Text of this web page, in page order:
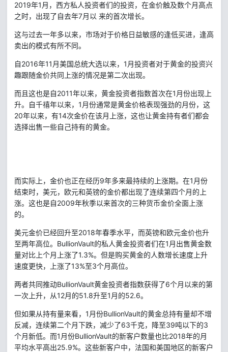
2019年1 月，西方私人投资者们的投资，在金价触及数个月高点
之时，出现了自去年7月以 来的首次增长。
这与过去一年多以来，市场对于价格日益敏感的逢低买进，逢高
卖出的模式有所不同。
自 2016年11 月美国总统大选以来， 1 月投资者对于黄金的投资兴
趣跟随金价共同上涨的情况是第二次出现。
而且这也是自 2011年以来，黄金投资者指数首次在1 月份出现上
升。自千禧年以来， 1 月份通常是黄金价格表现强劲的月份，这
20年以来，有14次金价在该月上涨，这也让黄金持有者们都会
选择出售一些自己持有的黄金。
而实际上，金价也正在经历9年多来最持续的上涨期。在1 月份
结束时，美元，欧元和英镑的金价都出现了连续第四个月的上
涨。这也是自 2009年秋季以来首次的三种货币金价全面上涨
的。
美元金价已经回升至2018年春季水平，而英镑和欧元金价也升
至两年高位。 BullionVault的私人黄金投资者们在1 月出售黄金数
量对比上个月上涨了1.3%。但是购买黄金的人数增长速度上升
速度更快，上涨了13%至3个月高位。
两者共同推动BullionVault黄金投资者指数获得了6个月以来的第
一次上升，从12月的51.8升至1 月的52.6。
但如果从持有量来看， 1 月份BullionVault的黄金总持有量却不增
反减，连续第二个月下跌，减少了63千克，降至39吨以下的3
个月新低。而1 月份BullionVault的新客户数量也比2018年的月
平均水平高出25.9%。这些新客户中，法国和美国地区的新客户